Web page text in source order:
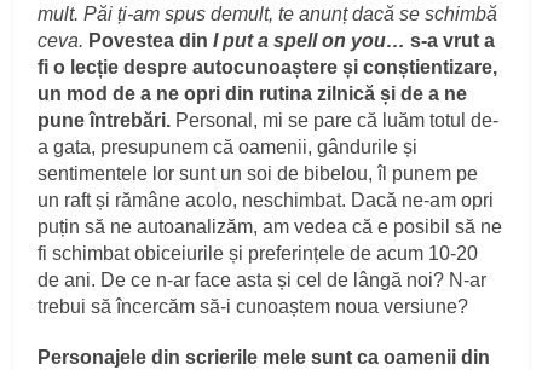
mult. Păi ți-am spus demult, te anunț dacă se schimbă
ceva. Povestea dinI put a spell on you…s-a vrut a
fi o lecție despre autocunoaștere și conștientizare,
un mod de a ne opri din rutina zilnică și de a ne
pune întrebări. Personal, mi se pare că luăm totul de-
a gata, presupunem că oamenii, gândurile și
sentimentele lor sunt un soi de bibelou, îl punem pe
un raft și rămâne acolo, neschimbat. Dacă ne-am opri
puțin să ne autoanalizăm, am vedea că e posibil să ne
fi schimbat obiceiurile și preferințele de acum 10-20
de ani. De ce n-ar face asta și cel de lângă noi? N-ar
trebui să încercăm să-i cunoaștem noua versiune?
Personajele din scrierile mele sunt ca oamenii din